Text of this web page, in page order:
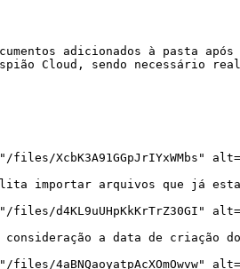
adicionados à pasta
Cloud, sendo necessário
XcbK3A91GGpJrIYxWMbs"
importar arquivos que já
d4KL9uUHpKkKrTrZ30GI"
consideração a data de
4aBNQaoyatpAcXOmOwvw"